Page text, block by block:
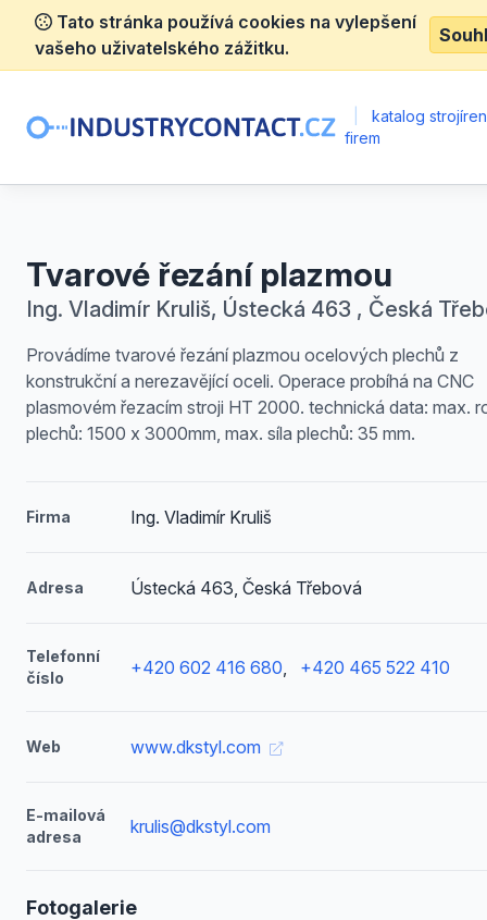
Tato stránka používá cookies na vylepšení
vašeho uživatelského zážitku.
katalog
firem
Tvarové řezání plazmou
Ing. Vladimír Kruliš, Ústecká 463 , Česká
Provádíme tvarové řezání plazmou ocelových plechů z
konstrukční a nerezavějící oceli. Operace probíhá na CNC
plasmovém řezacím stroji HT 2000. technická data: max.
plechů: 1500 x 3000mm, max. síla plechů: 35 mm.
Firma Ing. Vladimír Kruliš
Adresa Ústecká 463, Česká Třebová
Telefonní
číslo
+420 602 416 680, +420 465 522 410
Web www.dkstyl.com
E-mailová
adresa
krulis@dkstyl.com
Fotogalerie